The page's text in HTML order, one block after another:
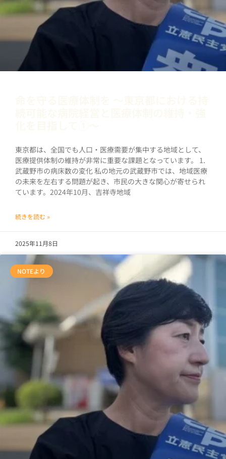
東京都は、全国でも人口・医療需要が集中する地域として、
医療提供体制の維持が非常に重要な課題となっています。 1.
武蔵野市の病床数の変化 私の地元の武蔵野市では、地域医療
の未来を左右する問題が起き、市民の大きな関心が寄せられ
ています。2024年10月、吉祥寺地域
続きを読む »
2025年11月8日
NOTEより